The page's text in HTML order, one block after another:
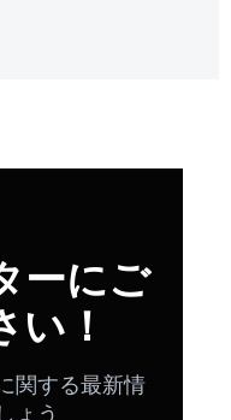
ーにご
い！
関する最新情
ょう